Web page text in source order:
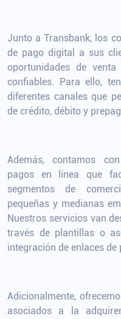
Junto a Transbank, los
de pago digital a sus
oportunidades de
confiables. Para ello,
diferentes canales que
de crédito, débito y
Además, contamos
pagos en línea que
segmentos de
pequeñas y medianas
Nuestros servicios van
través de plantillas o
integración de enlaces de
Adicionalmente,
asociados a la